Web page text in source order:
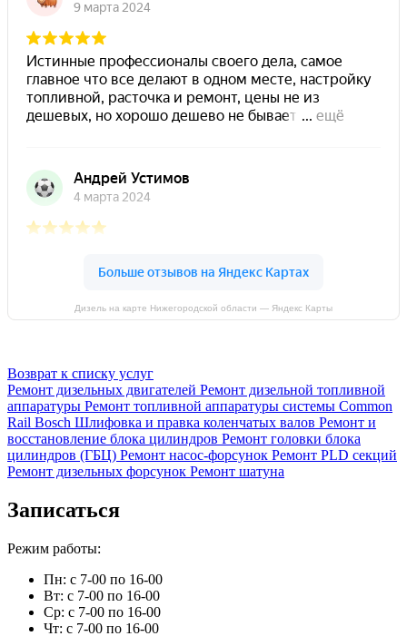
Дизель на карте Нижегородской области — Яндекс Карты
Возврат к списку услуг
Ремонт дизельных двигателей Ремонт дизельной топливной
аппаратуры Ремонт топливной аппаратуры системы Common
Rail Bosch Шлифовка и правка коленчатых валов Ремонт и
восстановление блока цилиндров Ремонт головки блока
цилиндров (ГБЦ) Ремонт насос-форсунок Ремонт PLD секций
Ремонт дизельных форсунок Ремонт шатуна
Записаться
Режим работы:
Пн: с 7-00 по 16-00
Вт: с 7-00 по 16-00
Ср: с 7-00 по 16-00
Чт: с 7-00 по 16-00